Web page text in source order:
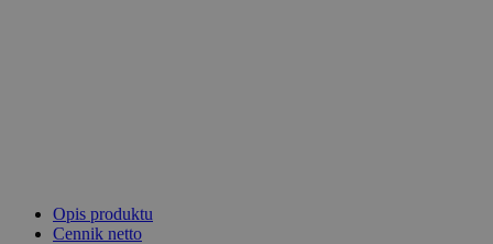
Opis produktu
Cennik netto